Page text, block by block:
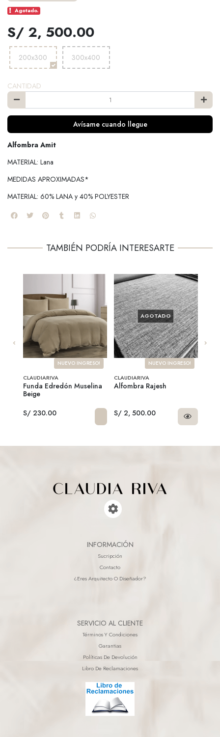
Agotado.
S/ 2, 500.00
200x300 300x400
CANTIDAD
Avísame cuando llegue
Alfombra Amit
MATERIAL: Lana
MEDIDAS APROXIMADAS*
MATERIAL: 60% LANA y 40% POLYESTER
TAMBIÉN PODRÍA INTERESARTE
NUEVO INGRESO!
CLAUDIARIVA
Funda Edredón Muselina
Beige
S/ 230.00
AGOTADO
NUEVO INGRESO!
CLAUDIARIVA
Alfombra Rajesh
S/ 2, 500.00
INFORMACIÓN
Sucripción
Contacto
¿eres Arquitecto O Diseñador?
SERVICIO AL CLIENTE
Términos Y Condiciones
Garantias
Políticas De Devolución
Libro De Reclamaciones